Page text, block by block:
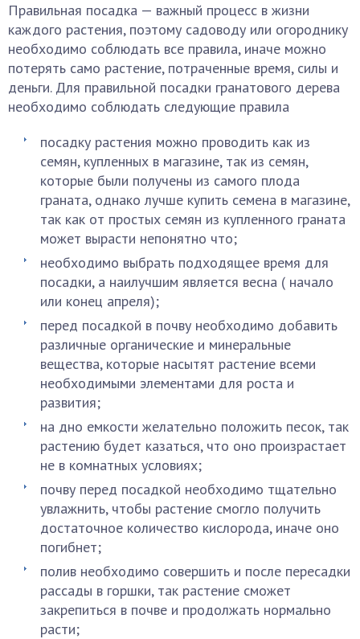
Правильная посадка — важный процесс в жизни
каждого растения, поэтому садоводу или огороднику
необходимо соблюдать все правила, иначе можно
потерять само растение, потраченные время, силы и
деньги. Для правильной посадки гранатового дерева
необходимо соблюдать следующие правила
посадку растения можно проводить как из
семян, купленных в магазине, так из семян,
которые были получены из самого плода
граната, однако лучше купить семена в магазине,
так как от простых семян из купленного граната
может вырасти непонятно что;
необходимо выбрать подходящее время для
посадки, а наилучшим является весна ( начало
или конец апреля);
перед посадкой в почву необходимо добавить
различные органические и минеральные
вещества, которые насытят растение всеми
необходимыми элементами для роста и
развития;
на дно емкости желательно положить песок, так
растению будет казаться, что оно произрастает
не в комнатных условиях;
почву перед посадкой необходимо тщательно
увлажнить, чтобы растение смогло получить
достаточное количество кислорода, иначе оно
погибнет;
полив необходимо совершить и после пересадки
рассады в горшки, так растение сможет
закрепиться в почве и продолжать нормально
расти;